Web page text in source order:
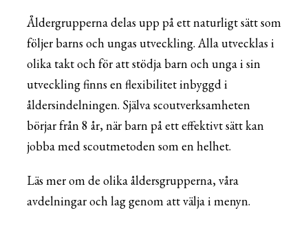
Åldergrupperna delas upp på ett naturligt sätt som
följer barns och ungas utveckling. Alla utvecklas i
olika takt och för att stödja barn och unga i sin
utveckling finns en flexibilitet inbyggd i
åldersindelningen. Själva scoutverksamheten
börjar från 8 år, när barn på ett effektivt sätt kan
jobba med scoutmetoden som en helhet.
Läs mer om de olika åldersgrupperna, våra
avdelningar och lag genom att välja i menyn.